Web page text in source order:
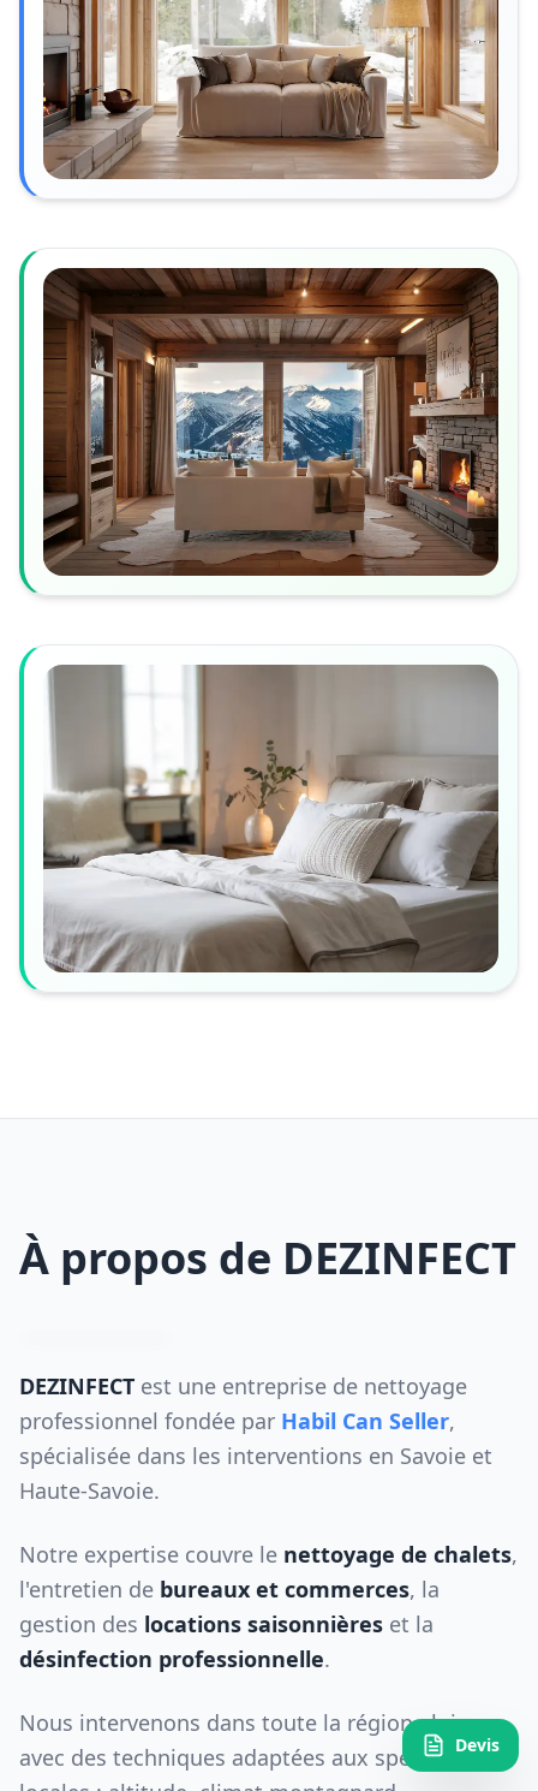
À propos de DEZINFECT
DEZINFECT est une entreprise de nettoyage
professionnel fondée par Habil Can Seller,
spécialisée dans les interventions en Savoie et
Haute-Savoie.
Notre expertise couvre le nettoyage de chalets,
l'entretien de bureaux et commerces, la
gestion des locations saisonnières et la
désinfection professionnelle.
Nous intervenons dans toute la région alpine
avec des techniques adaptées aux spécificités
Devis